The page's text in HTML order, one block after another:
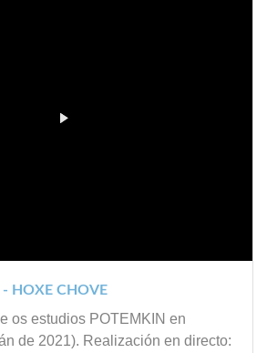
HOXE CHOVE
os estudios POTEMKIN en
de 2021). Realización en directo: